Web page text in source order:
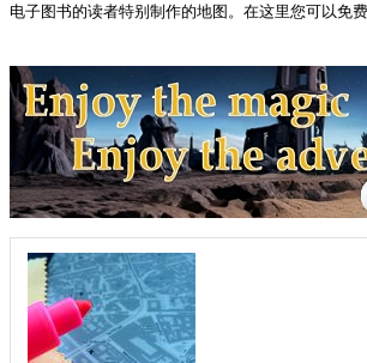
电子图书的读者特别制作的地图。在这里您可以免费